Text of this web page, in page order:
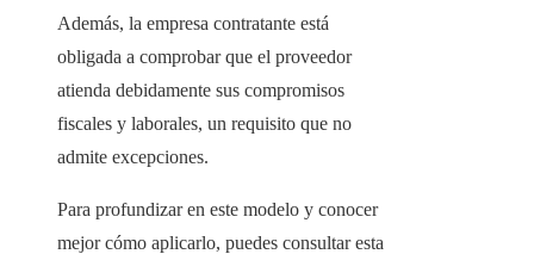
Además, la empresa contratante está
obligada a comprobar que el proveedor
atienda debidamente sus compromisos
fiscales y laborales, un requisito que no
admite excepciones.
Para profundizar en este modelo y conocer
mejor cómo aplicarlo, puedes consultar esta